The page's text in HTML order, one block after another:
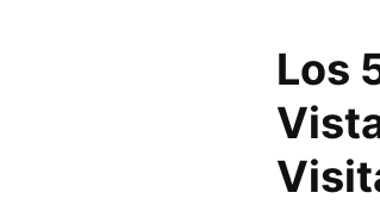
Los